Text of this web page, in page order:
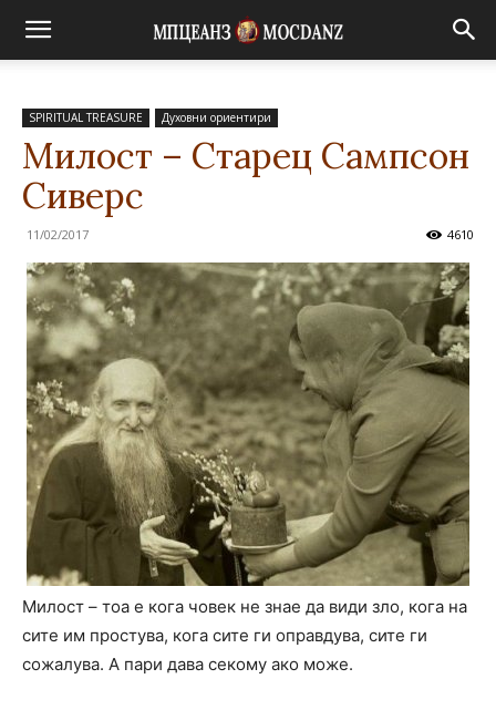
SPIRITUAL TREASURE Духовни ориентири
Милост – Старец Сампсон
Сиверс
11/02/2017 4610
Милост – тоа е кога човек не знае да види зло, кога на
сите им простува, кога сите ги оправдува, сите ги
сожалува. А пари дава секому ако може.